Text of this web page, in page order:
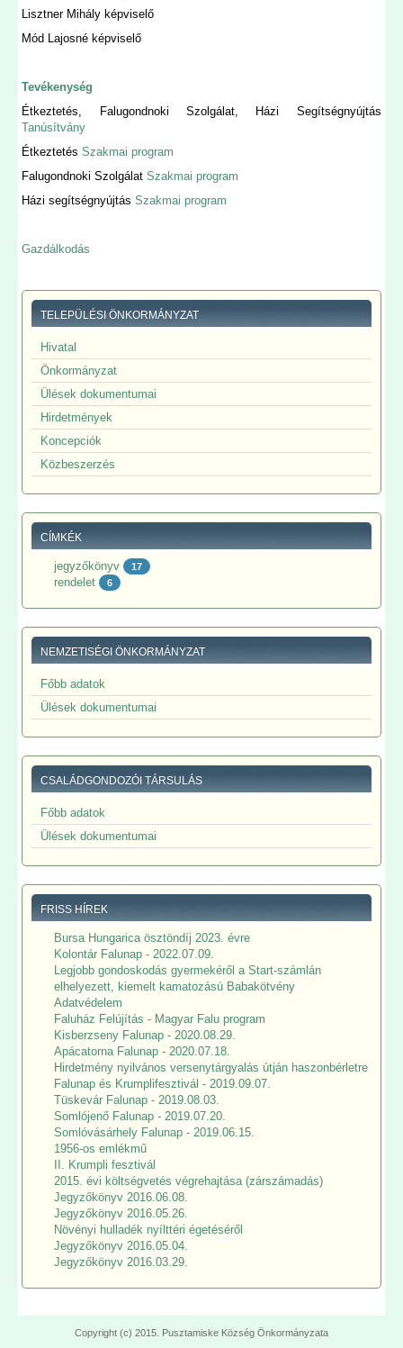
Lisztner Mihály képviselő
Mód Lajosné képviselő
Tevékenység
Étkeztetés, Falugondnoki Szolgálat, Házi Segítségnyújtás
Tanúsítvány
ÉtkeztetésSzakmai program
Falugondnoki SzolgálatSzakmai program
Házi segítségnyújtásSzakmai program
Gazdálkodás
TELEPÜLÉSI ÖNKORMÁNYZAT
Hivatal
Önkormányzat
Ülések dokumentumai
Hirdetmények
Koncepciók
Közbeszerzés
CÍMKÉK
jegyzőkönyv 17
rendelet 6
NEMZETISÉGI ÖNKORMÁNYZAT
Főbb adatok
Ülések dokumentumai
CSALÁDGONDOZÓI TÁRSULÁS
Főbb adatok
Ülések dokumentumai
FRISS HÍREK
Bursa Hungarica ösztöndíj 2023. évre
Kolontár Falunap - 2022.07.09.
Legjobb gondoskodás gyermekéről a Start-számlán
elhelyezett, kiemelt kamatozású Babakötvény
Adatvédelem
Faluház Felújítás - Magyar Falu program
Kisberzseny Falunap - 2020.08.29.
Apácatorna Falunap - 2020.07.18.
Hirdetmény nyilvános versenytárgyalás útján haszonbérletre
Falunap és Krumplifesztivál - 2019.09.07.
Tüskevár Falunap - 2019.08.03.
Somlójenő Falunap - 2019.07.20.
Somlóvásárhely Falunap - 2019.06.15.
1956-os emlékmű
II. Krumpli fesztivál
2015. évi költségvetés végrehajtása (zárszámadás)
Jegyzőkönyv 2016.06.08.
Jegyzőkönyv 2016.05.26.
Növényi hulladék nyílttéri égetéséről
Jegyzőkönyv 2016.05.04.
Jegyzőkönyv 2016.03.29.
Copyright (c) 2015. Pusztamiske Község Önkormányzata